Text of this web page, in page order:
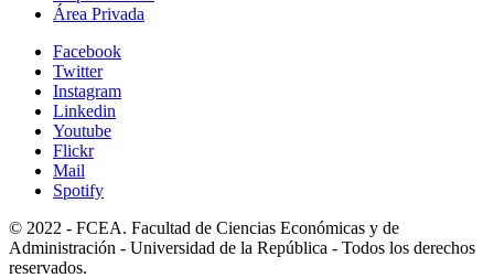
Área Privada
Facebook
Twitter
Instagram
Linkedin
Youtube
Flickr
Mail
Spotify
© 2022 - FCEA. Facultad de Ciencias Económicas y de
Administración - Universidad de la República - Todos los derechos
reservados.